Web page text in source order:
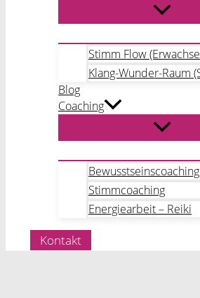
Stimm Flow
Klang-Wunder-Raum
Blog
Coaching
Bewusstseinscoaching
Stimmcoaching
Energiearbeit – Reiki
Kontakt